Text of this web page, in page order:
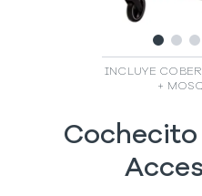
Slide1
INCLUYE
+
Cochecito